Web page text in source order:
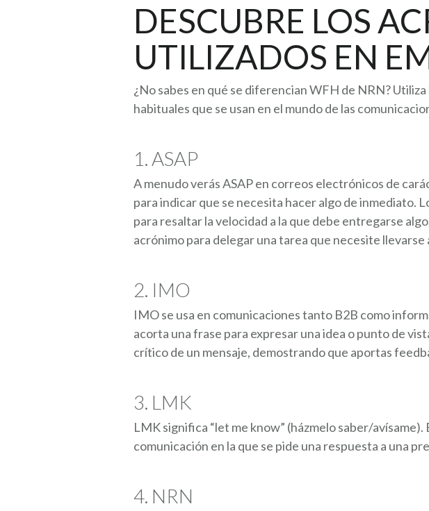
DESCUBRE LOS
UTILIZADOS EN
¿No sabes en qué se diferencian WFH de NRN?
habituales que se usan en el mundo de las
1. ASAP
A menudo verás ASAP en correos electrónicos de
para indicar que se necesita hacer algo de inmediato.
para resaltar la velocidad a la que debe entregarse
acrónimo para delegar una tarea que necesite llevarse
2. IMO
IMO se usa en comunicaciones tanto B2B como
acorta una frase para expresar una idea o punto de
crítico de un mensaje, demostrando que aportas
3. LMK
LMK significa “let me know” (házmelo saber/
comunicación en la que se pide una respuesta a una
4. NRN